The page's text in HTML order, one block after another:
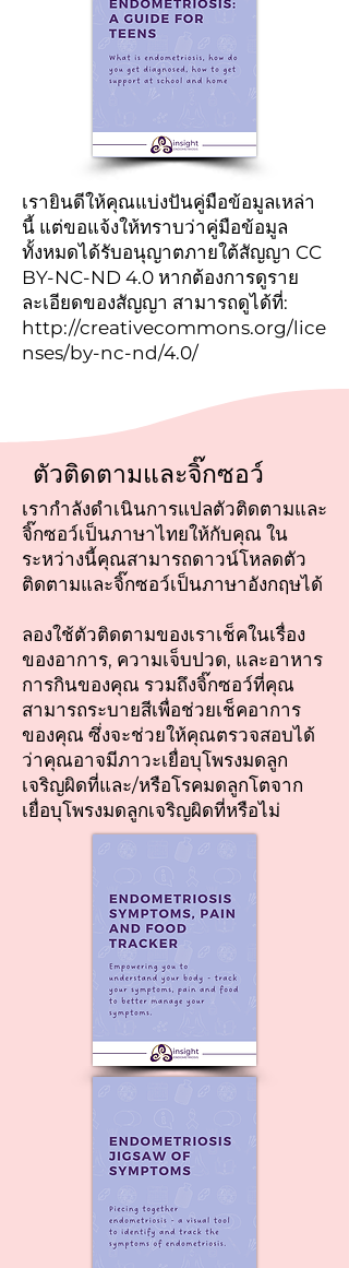
เรายินดีให้คุณแบ่งปันคู่มือข้อมูลเหล่า
นี้ แต่ขอแจ้งให้ทราบว่าคู่มือข้อมูล
ทั้งหมดได้รับอนุญาตภายใต้สัญญา CC
BY-NC-ND 4.0 หากต้องการดูราย
ละเอียดของสัญญา สามารถดูได้ที่:
http://creativecommons.org/lice
nses/by-nc-nd/4.0/
ตัวติดตามและจิ๊กซอว์
เรากำลังดำเนินการแปลตัวติดตามและ
จิ๊กซอว์เป็นภาษาไทยให้กับคุณ ใน
ระหว่างนี้คุณสามารถดาวน์โหลดตัว
ติดตามและจิ๊กซอว์เป็นภาษาอังกฤษได้
ลองใช้ตัวติดตามของเราเช็คในเรื่อง
ของอาการ, ความเจ็บปวด, และอาหาร
การกินของคุณ รวมถึงจิ๊กซอว์ที่คุณ
สามารถระบายสีเพื่อช่วยเช็คอาการ
ของคุณ ซึ่งจะช่วยให้คุณตรวจสอบได้
ว่าคุณอาจมีภาวะเยื่อบุโพรงมดลูก
เจริญผิดที่และ/หรือโรคมดลูกโตจาก
เยื่อบุโพรงมดลูกเจริญผิดที่หรือไม่